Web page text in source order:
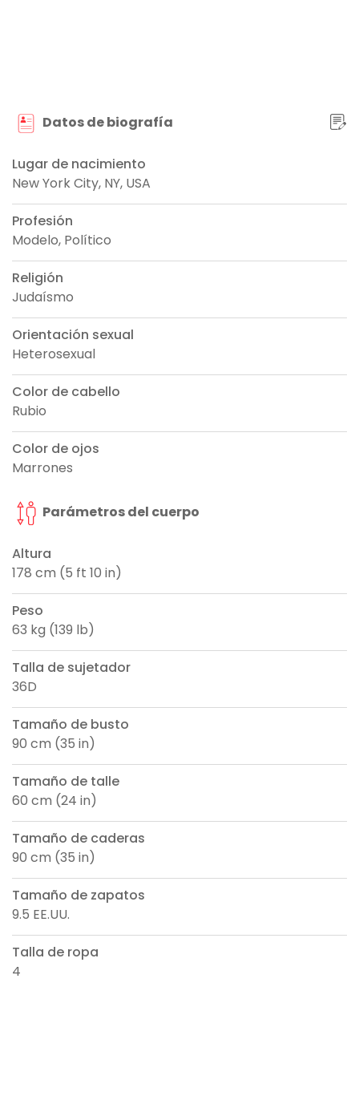
Datos de biografía
Lugar de nacimiento
New York City, NY, USA
Profesión
Modelo, Político
Religión
Judaísmo
Orientación sexual
Heterosexual
Color de cabello
Rubio
Color de ojos
Marrones
Parámetros del cuerpo
Altura
178 cm (5 ft 10 in)
Peso
63 kg (139 lb)
Talla de sujetador
36D
Tamaño de busto
90 cm (35 in)
Tamaño de talle
60 cm (24 in)
Tamaño de caderas
90 cm (35 in)
Tamaño de zapatos
9.5 EE.UU.
Talla de ropa
4